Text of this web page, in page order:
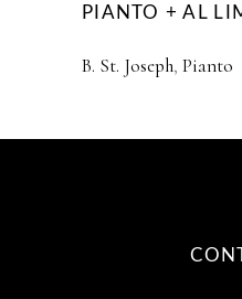
PIANTO + AL
B. St. Joseph, Pianto